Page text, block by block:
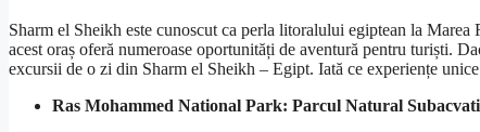
Sharm el Sheikh este cunoscut ca perla litoralului egiptean la
acest oraș oferă numeroase oportunități de aventură pentru turiști.
excursii de o zi din Sharm el Sheikh – Egipt. Iată ce experiențe
Ras Mohammed National Park: Parcul Natural